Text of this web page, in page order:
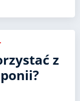
z